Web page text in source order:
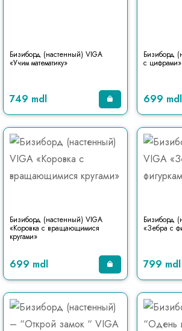
Бизиборд (настенный) VIGA
«Учим математику»
749 mdl
Бизиборд
с цифрами»
699 mdl
Бизиборд (настенный) VIGA
«Коровка с вращающимися
кругами»
699 mdl
Бизиборд
«Зебра с
799 mdl